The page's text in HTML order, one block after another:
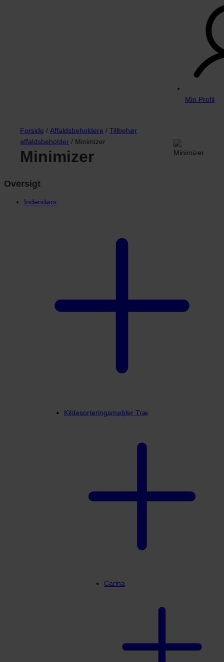
Min Profil
Forside / Affaldsbeholdere / Tillbehør
affaldsbeholder / Minimizer
Minimizer
Oversigt
Indendørs
Kildesorteringsmøbler Træ
Carina